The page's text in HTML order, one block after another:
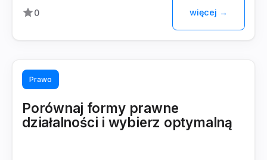
0 więcej →
Prawo
Porównaj formy prawne
działalności i wybierz optymalną